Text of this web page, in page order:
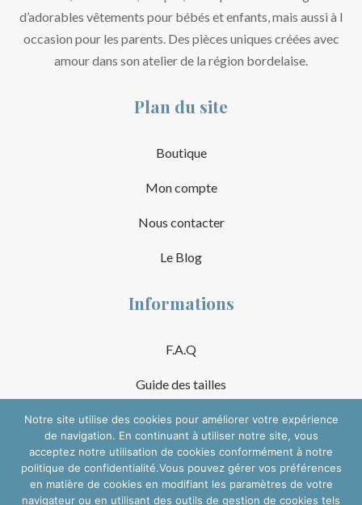
d’adorables vêtements pour bébés et enfants, mais aussi à l
occasion pour les parents. Des pièces uniques créées avec
amour dans son atelier de la région bordelaise.
Plan du site
Boutique
Mon compte
Nous contacter
Le Blog
Informations
F.A.Q
Guide des tailles
Mentions Légales
Conditions Générales de Vente
Suivre sur les réseaux
Notre site utilise des cookies pour améliorer votre expérience
de navigation. En continuant à utiliser notre site, vous
acceptez notre utilisation de cookies conformément à notre
politique de confidentialité.Vous pouvez gérer vos préférences
en matière de cookies en modifiant les paramètres de votre
navigateur ou en utilisant des outils de gestion de cookies tels